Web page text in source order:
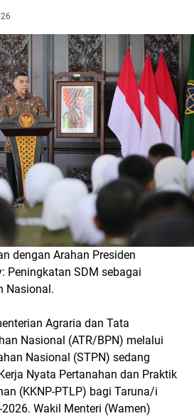
dengan Arahan Presiden
Peningkatan SDM sebagai
Nasional.
Agraria dan Tata
Nasional (ATR/BPN) melalui
Nasional (STPN) sedang
Nyata Pertanahan dan Praktik
(KKNP-PTLP) bagi Taruna/i
Wakil Menteri (Wamen)